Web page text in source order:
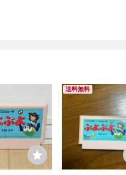
送料無料